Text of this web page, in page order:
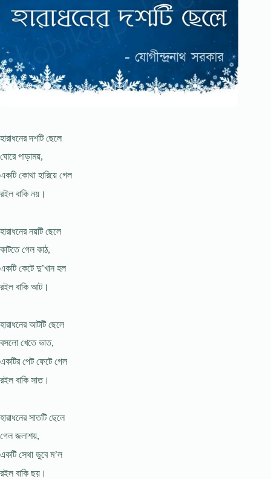
হারাধনের দশটি ছেলে
ঘোরে পাড়াময়,
একটি কোথা হারিয়ে গেল
রইল বাকি নয়।
হারাধনের নয়টি ছেলে
কাটতে গেল কাঠ,
একটি কেটে দু’খান হল
রইল বাকি আট।
হারাধনের আটটি ছেলে
বসলো খেতে ভাত,
একটির পেট ফেটে গেল
রইল বাকি সাত।
হারাধনের সাতটি ছেলে
গেল জলাশয়,
একটি সেথা ডুবে ম’ল
রইল বাকি ছয়।